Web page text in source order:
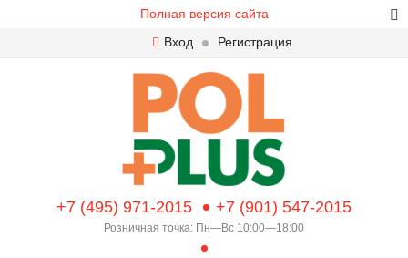
Полная версия сайта
Вход
Регистрация
+7 (495) 971-2015 +7 (901) 547-2015
Розничная точка: Пн—Вс 10:00—18:00